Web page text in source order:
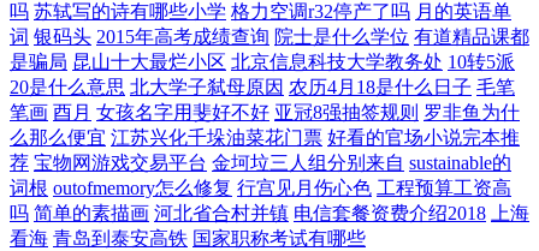
吗 苏轼写的诗有哪些小学 格力空调r32停产了吗 月的英语单
词 银码头 2015年高考成绩查询 院士是什么学位 有道精品课都
是骗局 昆山十大最烂小区 北京信息科技大学教务处 10转5派
20是什么意思 北大学子弑母原因 农历4月18是什么日子 毛笔
笔画 酉月 女孩名字用斐好不好 亚冠8强抽签规则 罗非鱼为什
么那么便宜 江苏兴化千垛油菜花门票 好看的官场小说完本推
荐 宝物网游戏交易平台 金坷垃三人组分别来自 sustainable的
词根 outofmemory怎么修复 行宫见月伤心色 工程预算工资高
吗 简单的素描画 河北省合村并镇 电信套餐资费介绍2018
上海
看海 青岛到泰安高铁 国家职称考试有哪些